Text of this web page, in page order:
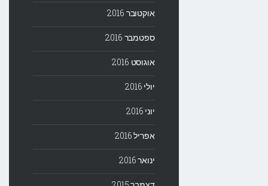
אוקטובר 2016
ספטמבר 2016
אוגוסט 2016
יולי 2016
יוני 2016
אפריל 2016
ינואר 2016